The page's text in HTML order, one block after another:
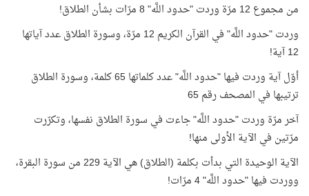
من مجموع 12 مرّة وردت "حدود اللَّه" 8 مرّات بشأن الطلاق!
وردت "حدود اللَّه" في القرآن الكريم 12 مرّة، وسورة الطلاق عدد آياتها
12 آية!
أوّل آية وردت فيها "حدود اللَّه" عدد كلماتها 65 كلمة، وسورة الطلاق
ترتيبها في المصحف رقم 65
آخر مرّة وردت "حدود اللَّه" جاءت في سورة الطلاق نفسها، وتكرّرت
مرّتين في الآية الأولى منها!
الآية الوحيدة التي بدأت بكلمة (الطلاق) هي الآية 229 من سورة البقرة،
ووردت فيها "حدود اللَّه" 4 مرّات!